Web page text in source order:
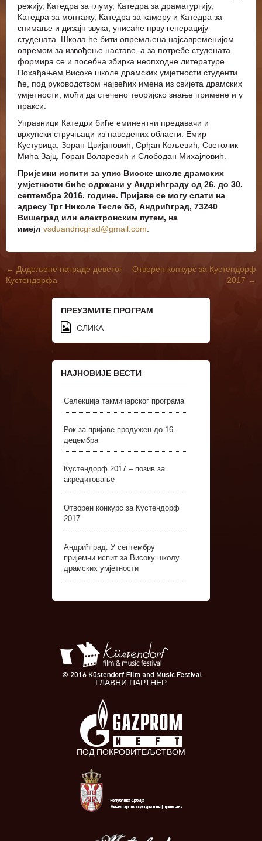
режију, Катедра за глуму, Катедра за драматургију,
Катедра за монтажу, Катедра за камеру и Катедра за
снимање и дизајн звука, уписаће прву генерацију
студената. Школа ће бити опремљена најсавременијом
опремом за извођење наставе, а за потребе студената
формира се и посебна збирка неопходне литературе.
Похађањем Високе школе драмских умјетности студенти
ће, под руководством највећих имена из свијета драмских
умјетности, моћи да стечено теоријско знање примене и у
пракси.
Управници Катедри биће еминентни предавачи и
врхунски стручњаци из наведених области: Емир
Кустурица, Зоран Цвијановић, Срђан Кољевић, Светолик
Мића Зајц, Горан Воларевић и Слободан Михајловић.
Пријемни испити за упис Високе школе драмских
умјетности биће одржани у Андрићграду од 26. до 30.
септембра 2016. године. Пријаве се могу слати на
адресу Трг Николе Тесле бб, Андрићград, 73240
Вишеград или електронским путем, на
имејл vsduandricgrad@gmail.com
Post navigation
← Додељене награде деветог
Кустендорфа
Отворен конкурс за Кустендорф
2017 →
ПРЕУЗМИТЕ ПРОГРАМ
СЛИКА
НАЈНОВИЈЕ ВЕСТИ
Селекција такмичарског програма
Рок за пријаве продужен до 16.
децембра
Кустендорф 2017 – позив за
акредитовање
Отворен конкурс за Кустендорф
2017
Андрићград: У септембру
пријемни испит за Високу школу
драмских умјетности
ГЛАВНИ ПАРТНЕР
ПОД ПОКРОВИТЕЉСТВОМ